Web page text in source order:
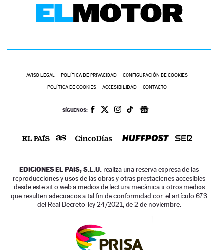
AVISO LEGAL POLÍTICA DE PRIVACIDAD CONFIGURACIÓN DE COOKIES
POLÍTICA DE COOKIES ACCESIBILIDAD CONTACTO
SÍGUENOS:
EDICIONES EL PAIS, S.L.U. realiza una reserva expresa de las
reproducciones y usos de las obras y otras prestaciones accesibles
desde este sitio web a medios de lectura mecánica u otros medios
que resulten adecuados a tal fin de conformidad con el artículo 67.3
del Real Decreto-ley 24/2021, de 2 de noviembre.